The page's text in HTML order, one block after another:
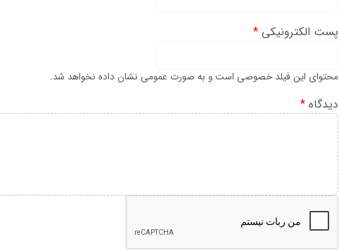
پست الکترونیکی *
محتوای این فیلد خصوصی است و به صورت عمومی نشان داده نخواهد شد.
دیدگاه *